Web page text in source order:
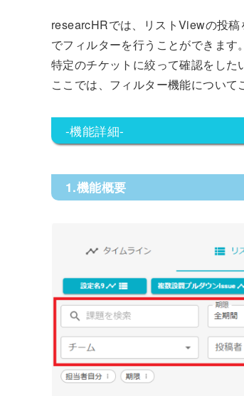
researcHRでは、
リストViewの投
でフィルターを行うことができます。
特定のチケットに絞って確認をした
ここでは、フィルター機能について
-機能詳細-
1.機能概要